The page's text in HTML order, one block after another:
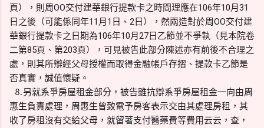
頁），則周OO交付建華銀行提款卡之時間理應在106年10月31
日之後（可能係同年11月1日、2日），然兩造對於周OO交付建
華銀行提款卡之日期為106年10月27日乙節並不爭執（見本院卷
二第85頁、第203頁），可見被告此部分陳述亦有前後不合理之
處，則其所辯經父母授權而取得金融帳戶存摺、提款卡乙節是
否真實，誠值懷疑。
⒏另就系爭房屋租金部分，被告雖抗辯系爭房屋租金一向由周
惠生負責處理，周惠生曾致電予房客表示交由其處理房租，其
收了房租沒有交給父母，就留著支付醫藥費等費用云云，查，